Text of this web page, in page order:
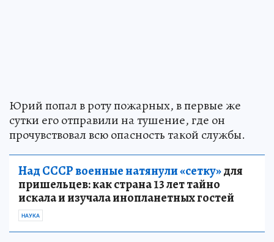
Юрий попал в роту пожарных, в первые же
сутки его отправили на тушение, где он
прочувствовал всю опасность такой службы.
Над СССР военные натянули «сетку»для
пришельцев: как страна 13 лет тайно
искала и изучала инопланетных гостей
НАУКА